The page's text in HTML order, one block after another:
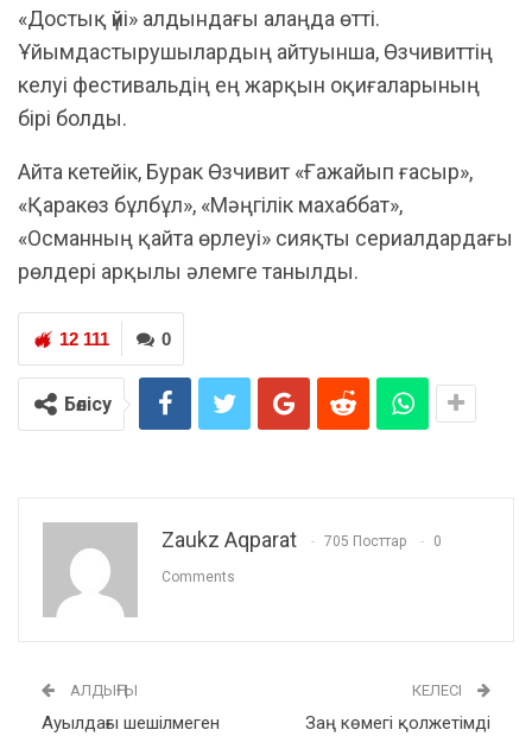
«Достық үйі» алдындағы алаңда өтті.
Ұйымдастырушылардың айтуынша, Өзчивиттің
келуі фестивальдің ең жарқын оқиғаларының
бірі болды.
Айта кетейік, Бурак Өзчивит «Ғажайып ғасыр»,
«Қаракөз бұлбұл», «Мәңгілік махаббат»,
«Османның қайта өрлеуі» сияқты сериалдардағы
рөлдері арқылы әлемге танылды.
0
12 111
Бөлісу
Zaukz Aqparat 705 Посттар 0
Comments
АЛДЫҢҒЫ
Ауылдағы шешілмеген
КЕЛЕСІ
Заң көмегі қолжетімді